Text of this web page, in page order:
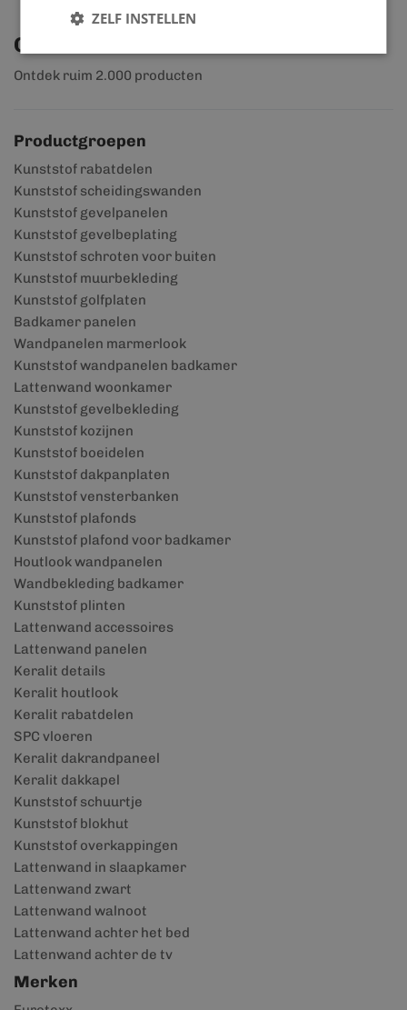
Ontdek ons assortiment
Ontdek ruim 2.000 producten
Productgroepen
Kunststof rabatdelen
Kunststof scheidingswanden
Kunststof gevelpanelen
Kunststof gevelbeplating
Kunststof schroten voor buiten
Kunststof muurbekleding
Kunststof golfplaten
Badkamer panelen
Wandpanelen marmerlook
Kunststof wandpanelen badkamer
Lattenwand woonkamer
Kunststof gevelbekleding
Kunststof kozijnen
Kunststof boeidelen
Kunststof dakpanplaten
Kunststof vensterbanken
Kunststof plafonds
Kunststof plafond voor badkamer
Houtlook wandpanelen
Wandbekleding badkamer
Kunststof plinten
Lattenwand accessoires
Lattenwand panelen
Keralit details
Keralit houtlook
Keralit rabatdelen
SPC vloeren
Keralit dakrandpaneel
Keralit dakkapel
Kunststof schuurtje
Kunststof blokhut
Kunststof overkappingen
Lattenwand in slaapkamer
Lattenwand zwart
Lattenwand walnoot
Lattenwand achter het bed
Lattenwand achter de tv
Merken
ZELF INSTELLEN